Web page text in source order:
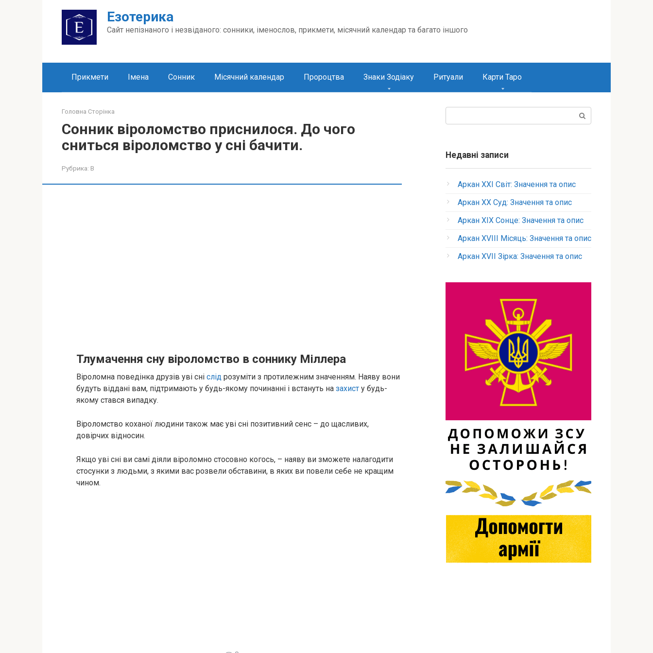
Езотерика
Сайт непізнаного і незвіданого: сонники, іменослов, прикмети, місячний календар та багато іншого
Прикмети Імена Сонник Місячний календар Пророцтва Знаки Зодіаку Ритуали Карти Таро
Головна Сторінка
Сонник віроломство приснилося. До чого
сниться віроломство у сні бачити.
Рубрика: В
Тлумачення сну віроломство в соннику Міллера
Віроломна поведінка друзів уві сні слід розуміти з протилежним значенням. Наяву вони
будуть віддані вам, підтримають у будь-якому починанні і встануть на захист у будь-
якому стався випадку.
Віроломство коханої людини також має уві сні позитивний сенс – до щасливих,
довірчих відносин.
Якщо уві сні ви самі діяли віроломно стосовно когось, – наяву ви зможете налагодити
стосунки з людьми, з якими вас розвели обставини, в яких ви повели себе не кращим
чином.
Недавні записи
Аркан XXI Світ: Значення та опис
Аркан XX Суд: Значення та опис
Аркан XIX Сонце: Значення та опис
Аркан XVIII Місяць: Значення та опис
Аркан XVII Зірка: Значення та опис